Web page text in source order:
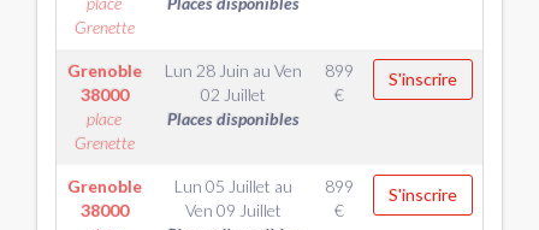
Grenette
Grenoble
38000
place
Grenette
Lun 28 Juin au Ven
02 Juillet
Places disponibles
899
€
S'inscrire
Grenoble
38000
Lun 05 Juillet au
Ven 09 Juillet
899
€
S'inscrire